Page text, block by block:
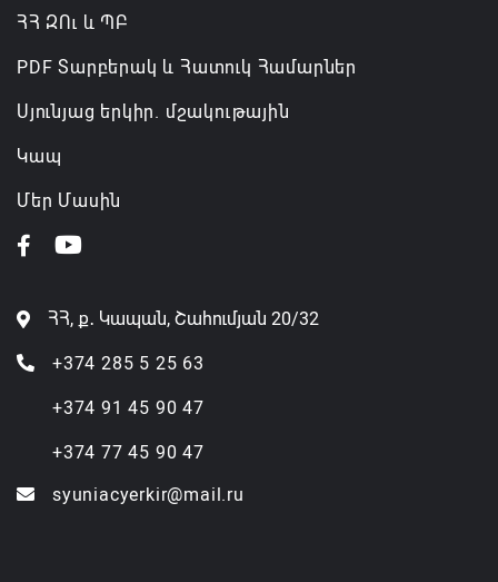
ՀՀ ԶՈւ և ՊԲ
PDF Տարբերակ և Հատուկ Համարներ
Սյունյաց երկիր. մշակութային
Կապ
Մեր Մասին
ՀՀ, ք․ Կապան, Շահումյան 20/32
+374 285 5 25 63
+374 91 45 90 47
+374 77 45 90 47
syuniacyerkir@mail.ru